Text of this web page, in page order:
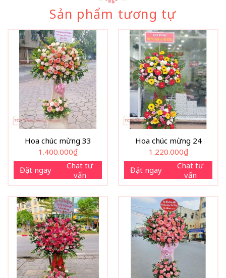
Sản phẩm tương tự
Hoa chúc mừng 33
1.400.000₫
Đặt ngay
Chat tư
vấn
Hoa chúc mừng 24
1.220.000₫
Đặt ngay
Chat tư
vấn